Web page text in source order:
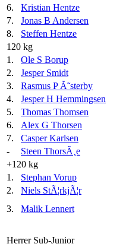
6.
Kristian Hentze
7.
Jonas B Andersen
8.
Steffen Hentze
120 kg
1.
Ole S Borup
2.
Jesper Smidt
3.
Rasmus P Ã˜sterby
4.
Jesper H Hemmingsen
5.
Thomas Thomsen
6.
Alex G Thorsen
7.
Casper Karlsen
-
Steen ThorsÃ¸e
+120 kg
1.
Stephan Vorup
2.
Niels StÃ¦rkjÃ¦r
3.
Malik Lennert
Herrer Sub-Junior